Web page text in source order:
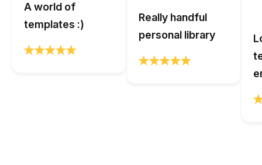
A world of
templates :)
Really handful
personal library